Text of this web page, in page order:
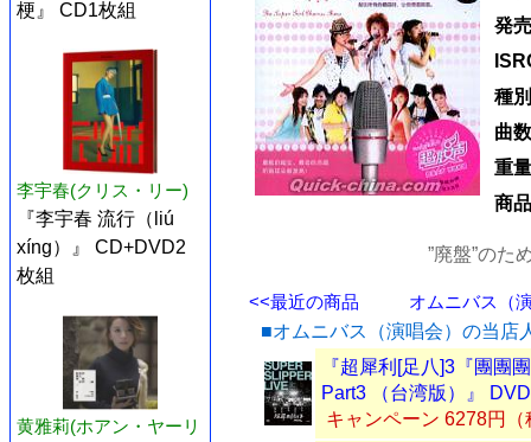
梗』 CD1枚組
李宇春(クリス・リー)
『李宇春 流行（liú
xíng）』 CD+DVD2
枚組
黄雅莉(ホアン・ヤーリ
発
種
曲数
重量
商
”廃盤”のた
<<最近の商品
オムニバス（
■オムニバス（演唱会）の当店
『超犀利[足八]3『團團
Part3 （台湾版）』
キャンペーン 6278円（